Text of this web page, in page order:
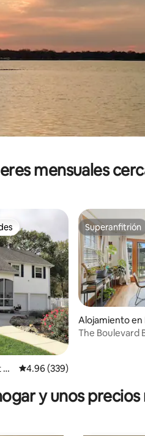
mensuales
preferido
Calificación promedio: 4.96 de
4.96 (339)
Superanfitrión
Superanfitrión
Alojamiento en
The Boulevard
y unos